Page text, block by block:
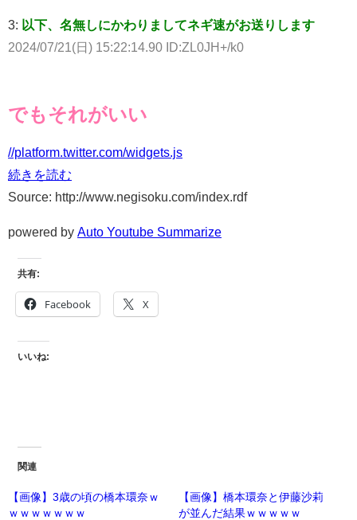
3: 以下、名無しにかわりましてネギ速がお送りします
2024/07/21(日) 15:22:14.90 ID:ZL0JH+/k0
でもそれがいい
//platform.twitter.com/widgets.js
続きを読む
Source: http://www.negisoku.com/index.rdf
powered by Auto Youtube Summarize
共有:
Facebook X
いいね:
関連
【画像】3歳の頃の橋本環奈ｗ
ｗｗｗｗｗｗｗ
【画像】橋本環奈と伊藤沙莉
が並んだ結果ｗｗｗｗｗ